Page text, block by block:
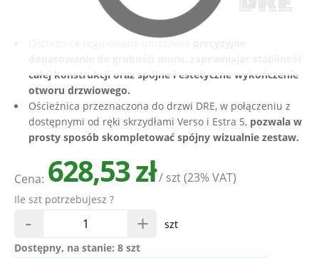
całej konstrukcji oraz spójne i estetyczne wykończenie
otworu drzwiowego.
Ościeżnica przeznaczona do drzwi DRE, w połączeniu z
dostępnymi od ręki skrzydłami Verso i Estra 5, pozwala w
prosty sposób skompletować spójny wizualnie zestaw.
Cena: 628,53 zł/ szt(23% VAT)
Ile szt potrzebujesz ?
- +
szt
Dostępny, na stanie: 8 szt